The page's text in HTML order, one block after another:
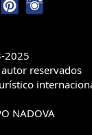
2025
reservados
NADOVA